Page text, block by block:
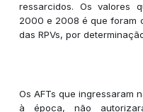
ressarcidos. Os valores
2000 e 2008 é que foram
das RPVs, por
Os AFTs que ingressaram
à época, não